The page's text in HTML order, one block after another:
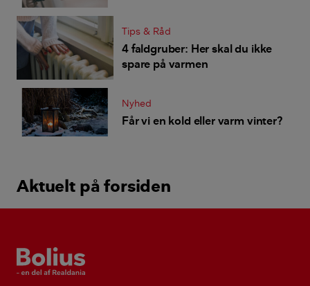
Tips & Råd
4 faldgruber: Her skal du ikke
spare på varmen
Nyhed
Får vi en kold eller varm vinter?
Aktuelt på forsiden
Bolius